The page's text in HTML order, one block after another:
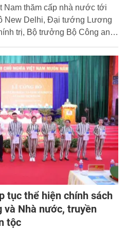
Nam thăm cấp nhà nước tới
New Delhi, Đại tướng Lương
trị, Bộ trưởng Bộ Công an
có đại diện lãnh đạo các đơn
tục thể hiện chính sách
và Nhà nước, truyền
tộc